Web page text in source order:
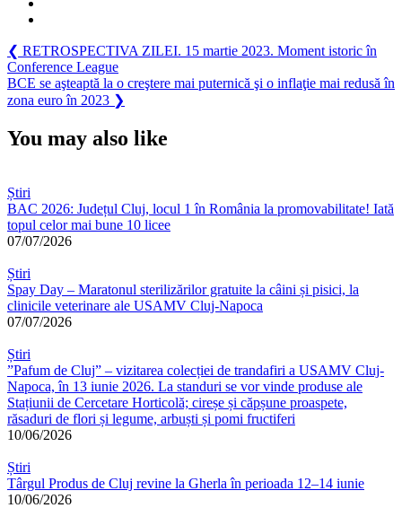
Navigare
în
articole
❮ Previous
Post:
RETROSPECTIVA ZILEI. 15 martie 2023. Moment istoric în
Conference League
Next
Post:
BCE se aşteaptă la o creştere mai puternică şi o inflaţie mai redusă în
zona euro în 2023 ❯
You may also like
Știri
BAC 2026: Județul Cluj, locul 1 în România la promovabilitate! Iată
topul celor mai bune 10 licee
07/07/2026
Știri
Spay Day – Maratonul sterilizărilor gratuite la câini și pisici, la
clinicile veterinare ale USAMV Cluj-Napoca
07/07/2026
Știri
”Pafum de Cluj” – vizitarea colecției de trandafiri a USAMV Cluj-
Napoca, în 13 iunie 2026. La standuri se vor vinde produse ale
Stațiunii de Cercetare Horticolă; cireșe și căpșune proaspete,
răsaduri de flori și legume, arbuști și pomi fructiferi
10/06/2026
Știri
Târgul Produs de Cluj revine la Gherla în perioada 12–14 iunie
10/06/2026